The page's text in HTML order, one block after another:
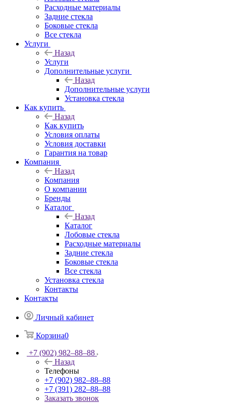
Расходные материалы
Задние стекла
Боковые стекла
Все стекла
Услуги
Назад
Услуги
Дополнительные услуги
Назад
Дополнительные услуги
Установка стекла
Как купить
Назад
Как купить
Условия оплаты
Условия доставки
Гарантия на товар
Компания
Назад
Компания
О компании
Бренды
Каталог
Назад
Каталог
Лобовые стекла
Расходные материалы
Задние стекла
Боковые стекла
Все стекла
Установка стекла
Контакты
Контакты
Личный кабинет
Корзина0
+7 (902) 982‒88‒88
Назад
Телефоны
+7 (902) 982‒88‒88
+7 (391) 282‒88‒88
Заказать звонок